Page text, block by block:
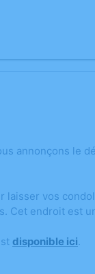
annonçons le
laisser vos
Cet endroit est
disponible ici.